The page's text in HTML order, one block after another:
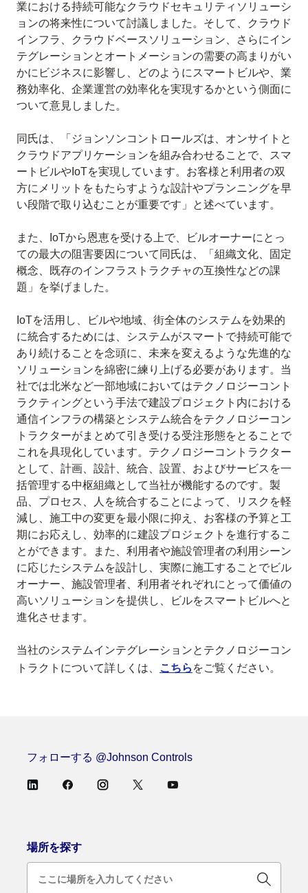
業における持続可能なクラウドセキュリティソリューシ
ョンの将来性について討議しました。そして、クラウド
インフラ、クラウドベースソリューション、さらにイン
テグレーションとオートメーションの需要の高まりがい
かにビジネスに影響し、どのようにスマートビルや、業
務効率化、企業運営の効率化を実現するかという側面に
ついて意見しました。
同氏は、「ジョンソンコントロールズは、オンサイトと
クラウドアプリケーションを組み合わせることで、スマ
ートビルやIoTを実現しています。お客様と利用者の双
方にメリットをもたらすような設計やプランニングを早
い段階で取り込むことが重要です」と述べています。
また、IoTから恩恵を受ける上で、ビルオーナーにとっ
ての最大の阻害要因について同氏は、「組織文化、固定
概念、既存のインフラストラクチャの互換性などの課
題」を挙げました。
IoTを活用し、ビルや地域、街全体のシステムを効果的
に統合するためには、システムがスマートで持続可能で
あり続けることを念頭に、未来を変えるような先進的な
ソリューションを綿密に練り上げる必要があります。当
社では北米など一部地域においてはテクノロジーコント
ラクティングという手法で建設プロジェクト内における
通信インフラの構築とシステム統合をテクノロジーコン
トラクターがまとめて引き受ける受注形態をとることで
これを具現化しています。テクノロジーコントラクター
として、計画、設計、統合、設置、およびサービスを一
括管理する中枢組織として当社が機能するのです。製
品、プロセス、人を統合することによって、リスクを軽
減し、施工中の変更を最小限に抑え、お客様の予算と工
期にお応えし、効率的に建設プロジェクトを進行するこ
とができます。また、利用者や施設管理者の利用シーン
に応じたシステムを設計し、実際に施工することでビル
オーナー、施設管理者、利用者それぞれにとって価値の
高いソリューションを提供し、ビルをスマートビルへと
進化させます。
当社のシステムインテグレーションとテクノロジーコン
トラクトについて詳しくは、
こちら をご覧ください。
フォローする @Johnson Controls
場所を探す